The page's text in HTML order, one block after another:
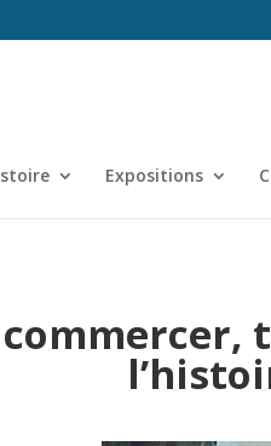
Expositions